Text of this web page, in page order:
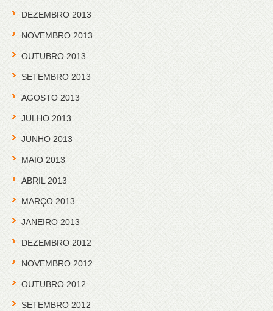
DEZEMBRO 2013
NOVEMBRO 2013
OUTUBRO 2013
SETEMBRO 2013
AGOSTO 2013
JULHO 2013
JUNHO 2013
MAIO 2013
ABRIL 2013
MARÇO 2013
JANEIRO 2013
DEZEMBRO 2012
NOVEMBRO 2012
OUTUBRO 2012
SETEMBRO 2012